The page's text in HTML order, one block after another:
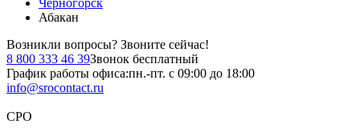
Черногорск
Абакан
Возникли вопросы? Звоните сейчас!
8 800 333 46 39Звонок бесплатный
График работы офиса:пн.-пт. с 09:00 до 18:00
info@srocontact.ru
СРО